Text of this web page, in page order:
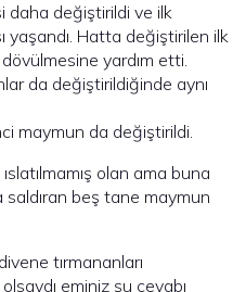
daha değiştirildi ve ilk
yaşandı. Hatta değiştirilen ilk
yardım etti.
da değiştirildiğinde aynı
maymun da değiştirildi.
olan ama buna
beş tane maymun
tırmananları
eminiz şu cevabı